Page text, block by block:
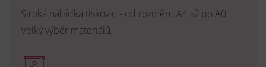
Široká nabídka tiskovin - od rozměru A4 až po A0.
Velký výběr materiálů.